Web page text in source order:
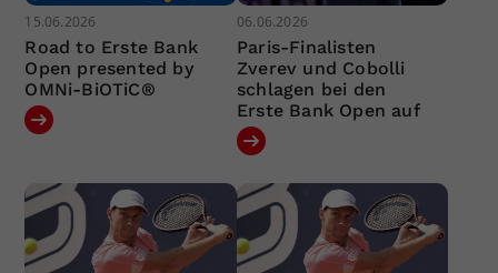
15.06.2026
Road to Erste Bank
Open presented by
OMNi-BiOTiC®
06.06.2026
Paris-Finalisten
Zverev und Cobolli
schlagen bei den
Erste Bank Open auf